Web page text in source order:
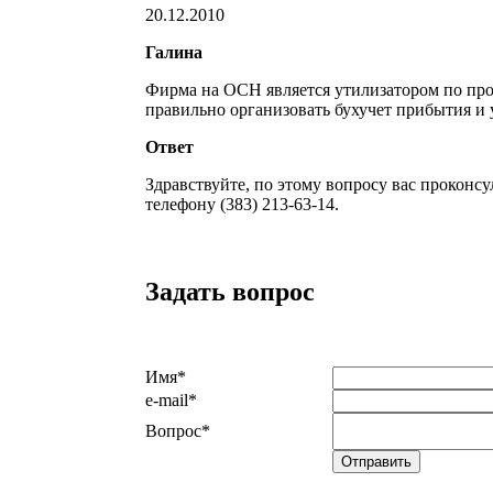
20.12.2010
Галина
Фирма на ОСН является утилизатором по
правильно организовать бухучет прибытия
Ответ
Здравствуйте, по этому вопросу вас
телефону (383) 213-63-14.
Задать вопрос
Имя*
e-mail*
Вопрос*